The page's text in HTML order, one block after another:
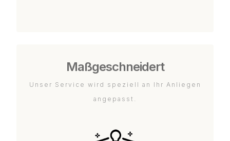
Maßgeschneidert
Unser Service wird speziell an Ihr Anliegen
angepasst.